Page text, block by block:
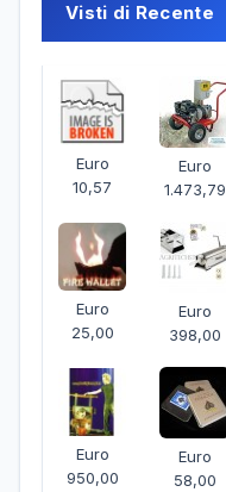
Visti di Recente
Euro
10,57
Euro
1.473,79
Euro
25,00
Euro
398,00
Euro
950,00
Euro
58,00